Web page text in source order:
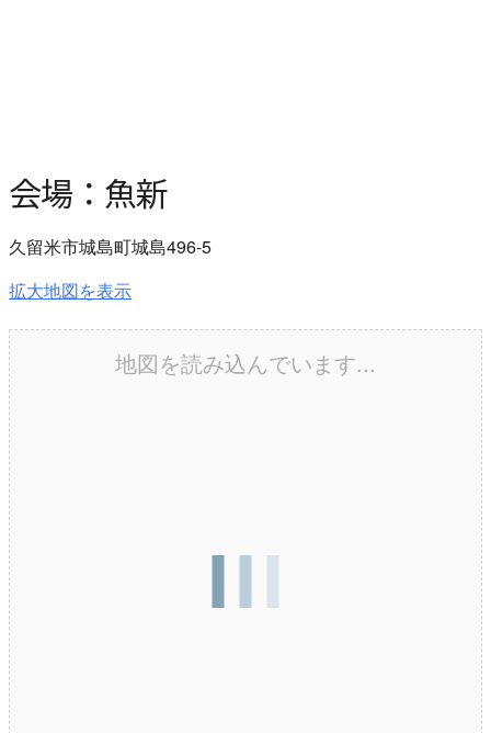
会場：魚新
久留米市城島町城島496‐5
拡大地図を表示
地図を読み込んでいます...